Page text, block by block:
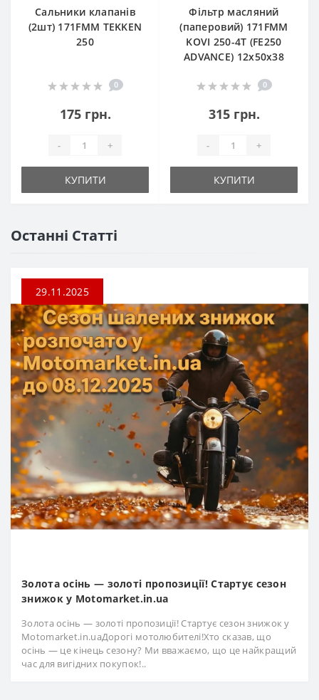
Сальники клапанів
(2шт) 171FMM TEKKEN
250
0
175 грн.
- +
КУПИТИ
Фільтр масляний
(паперовий) 171FMM
KOVI 250-4T (FE250
ADVANCE) 12х50х38
0
315 грн.
- +
КУПИТИ
Останні Статті
29.11.2025
Золота осінь — золоті пропозиції! Стартує сезон
знижок у Motomarket.in.ua
Золота осінь — золоті пропозиції! Стартує сезон знижок у
Motomarket.in.uaДорогі мотолюбителі!Хто сказав, що
осінь — це кінець сезону? Ми вважаємо, що це найкращий
час для вигідних покупок!..